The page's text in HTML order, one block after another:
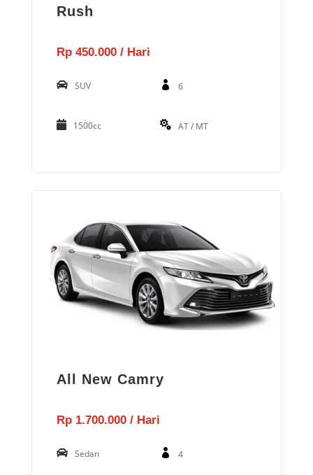
Rush
Rp 450.000 / Hari
SUV 6
1500cc AT / MT
All New Camry
Rp 1.700.000 / Hari
Sedan 4